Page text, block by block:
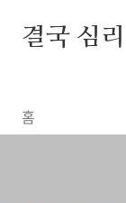
결국 심
홈